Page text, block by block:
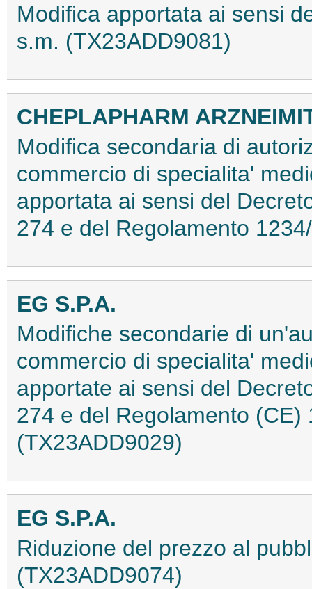
Modifica apportata ai sensi
s.m. (TX23ADD9081)
CHEPLAPHARM
Modifica secondaria di
commercio di specialita'
apportata ai sensi del
274 e del Regolamento
EG S.P.A.
Modifiche secondarie di
commercio di specialita'
apportate ai sensi del
274 e del Regolamento
(TX23ADD9029)
EG S.P.A.
Riduzione del prezzo al
(TX23ADD9074)